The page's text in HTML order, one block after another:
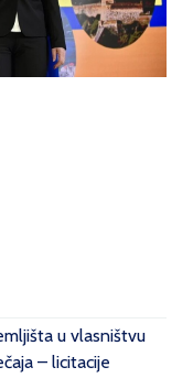
u vlasništvu
– licitacije